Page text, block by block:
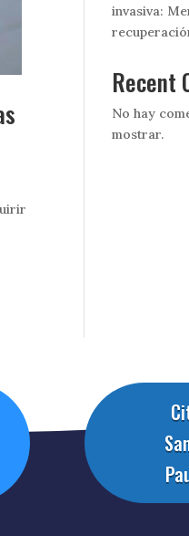
invasiva:
Recent
No hay
mostrar.